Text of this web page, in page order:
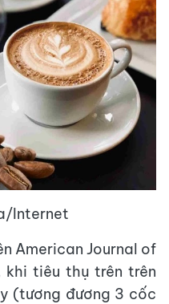
Internet
American Journal of
khi tiêu thụ trên trên
(tương đương 3 cốc